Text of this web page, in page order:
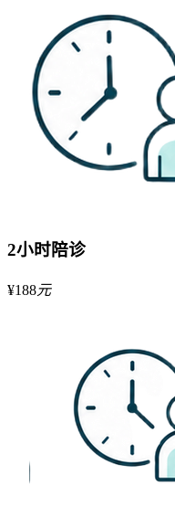
2小时陪诊
¥188元